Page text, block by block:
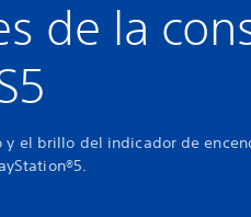
de la
el brillo del indicador de